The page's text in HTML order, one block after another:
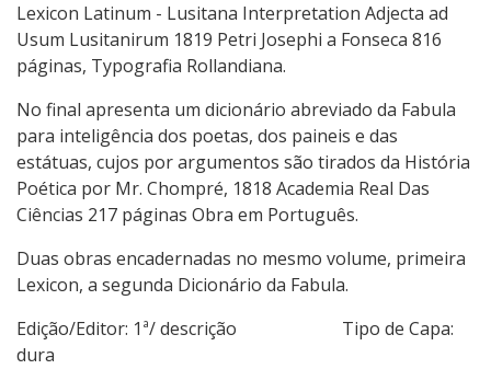
Lexicon Latinum - Lusitana Interpretation Adjecta ad
Usum Lusitanirum 1819 Petri Josephi a Fonseca 816
páginas, Typografia Rollandiana.
No final apresenta um dicionário abreviado da Fabula
para inteligência dos poetas, dos paineis e das
estátuas, cujos por argumentos são tirados da História
Poética por Mr. Chompré, 1818 Academia Real Das
Ciências 217 páginas Obra em Português.
Duas obras encadernadas no mesmo volume, primeira
Lexicon, a segunda Dicionário da Fabula.
Edição/Editor: 1ª/ descrição Tipo de Capa:
dura